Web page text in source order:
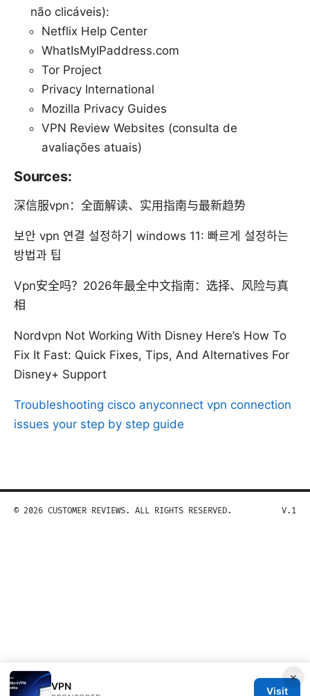
não clicáveis):
Netflix Help Center
WhatIsMyIPaddress.com
Tor Project
Privacy International
Mozilla Privacy Guides
VPN Review Websites (consulta de
avaliações atuais)
Sources:
深信服vpn：全面解读、实用指南与最新趋势
보안 vpn 연결 설정하기 windows 11: 빠르게 설정하는
방법과 팁
Vpn安全吗？2026年最全中文指南：选择、风险与真
相
Nordvpn Not Working With Disney Here’s How To
Fix It Fast: Quick Fixes, Tips, And Alternatives For
Disney+ Support
Troubleshooting cisco anyconnect vpn connection
issues your step by step guide
×
VPN Visit
© 2026 CUSTOMER REVIEWS. ALL RIGHTS RESERVED. V.1